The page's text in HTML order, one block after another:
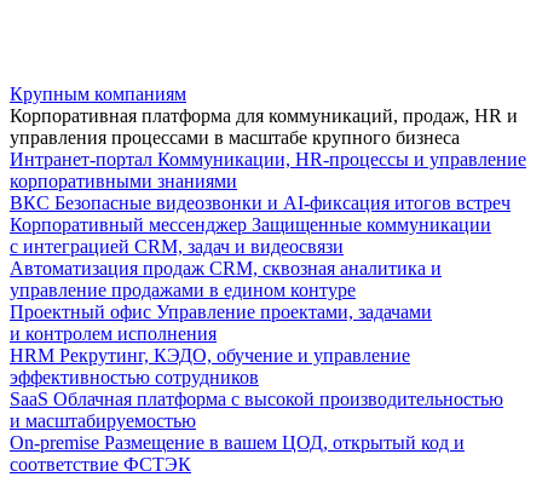
Крупным компаниям
Корпоративная платформа для коммуникаций, продаж, HR и
управления процессами в масштабе крупного бизнеса
Интранет-портал Коммуникации, HR-процессы и управление
корпоративными знаниями
ВКС Безопасные видеозвонки и AI-фиксация итогов встреч
Корпоративный мессенджер Защищенные коммуникации
с интеграцией CRM, задач и видеосвязи
Автоматизация продаж CRM, сквозная аналитика и
управление продажами в едином контуре
Проектный офис Управление проектами, задачами
и контролем исполнения
HRM Рекрутинг, КЭДО, обучение и управление
эффективностью сотрудников
SaaS Облачная платформа с высокой производительностью
и масштабируемостью
On-premise Размещение в вашем ЦОД, открытый код и
соответствие ФСТЭК